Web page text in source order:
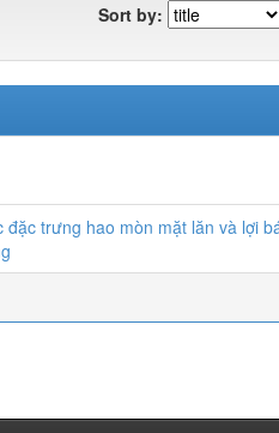
Sort by:
đặc trưng hao mòn mặt lăn và lợi